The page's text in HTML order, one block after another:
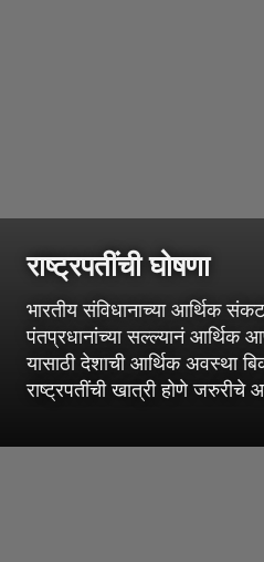
राष्ट्रपतींची घोषणा
भारतीय संविधानाच्या आर्थिक
पंतप्रधानांच्या सल्ल्यानं आर्थिक
यासाठी देशाची आर्थिक अवस्था
राष्ट्रपतींची खात्री होणे जरुरीचे